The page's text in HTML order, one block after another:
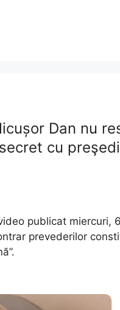
Dan nu
cu
publicat miercuri,
prevederilor